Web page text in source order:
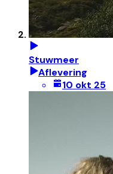
Stuwmeer
Aflevering
10 okt 25